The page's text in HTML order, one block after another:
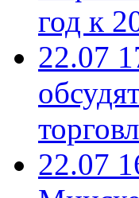
год к
22.07
22.07